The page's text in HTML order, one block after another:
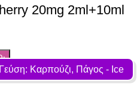
20mg 2ml+10ml
Γεύση: Καρπούζι, Πάγος - Ιce